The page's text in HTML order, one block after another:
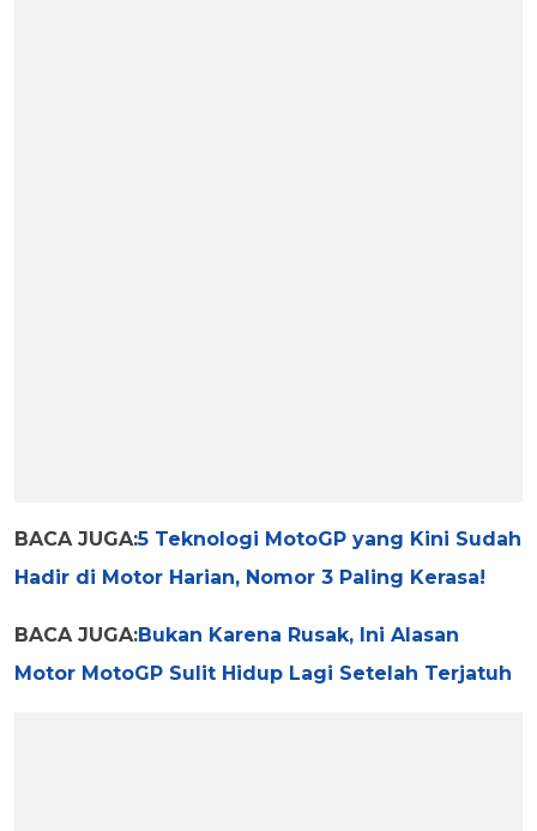
BACA JUGA:5 Teknologi MotoGP yang Kini Sudah
Hadir di Motor Harian, Nomor 3 Paling Kerasa!
BACA JUGA:Bukan Karena Rusak, Ini Alasan
Motor MotoGP Sulit Hidup Lagi Setelah Terjatuh